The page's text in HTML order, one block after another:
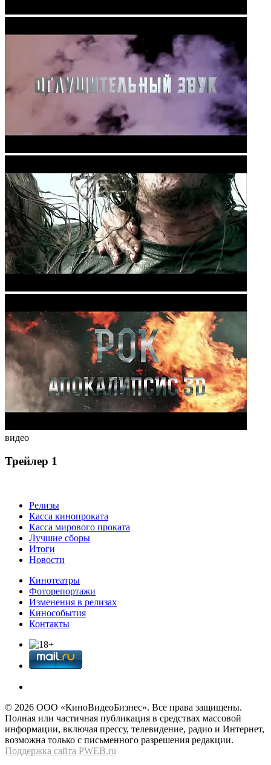
видео
Трейлер 1
Релизы
Касса кинопроката
Касса мирового проката
Лучшие сборы
Итоги
Новости
Кинотеатры
Фоторепортажи
Изменения в релизах
Кинособытия
Контакты
© 2026 OOО «КиноВидеоБизнес». Все права защищены.
Полная или частичная публикация в средствах массовой
информации, включая прессу, телевидение, радио и Интернет,
возможна только с письменного разрешения редакции.
Поддержка сайта PWEB.ru